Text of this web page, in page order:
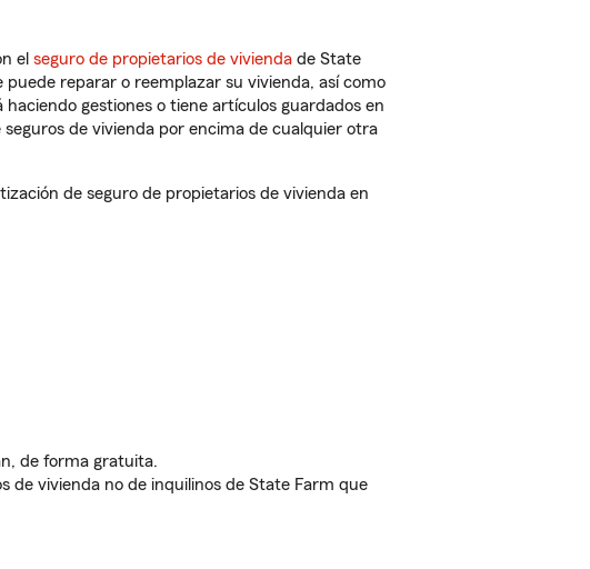
el seguro de propietarios de vivienda de State
reparar o reemplazar su vivienda, así como
gestiones o tiene artículos guardados en
de vivienda por encima de cualquier otra
de seguro de propietarios de vivienda en
de forma gratuita.
de vivienda no de inquilinos de State Farm que